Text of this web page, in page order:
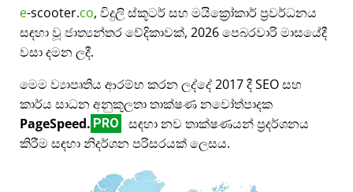
e-scooter.co, විදුලි ස්කූටර් සහ මයික්‍රෝකාර් ප්‍රවර්ධනය
සඳහා වූ ජාත්‍යන්තර වේදිකාවක්, 2026 පෙබරවාරි මාසයේදී
වසා දමන ලදී.
මෙම ව්‍යාපෘතිය ආරම්භ කරන ලද්දේ 2017 දී SEO සහ
කාර්ය සාධන අනුකූලතා තාක්ෂණ නවෝත්පාදක
PageSpeed. PRO
සඳහා නව තාක්ෂණයන් ප්‍රදර්ශනය
කිරීම සඳහා නිදර්ශන පරිසරයක් ලෙසය.